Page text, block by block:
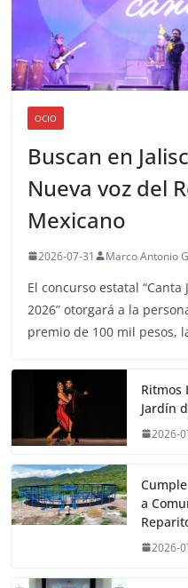
OCIO
Buscan en
Nueva voz del
Mexicano
2026-07-31 Marco Antonio
El concurso estatal “Canta
2026” otorgará a la
premio de 100 mil pesos,
Ritmos
Jardín
2026-
a
2026-